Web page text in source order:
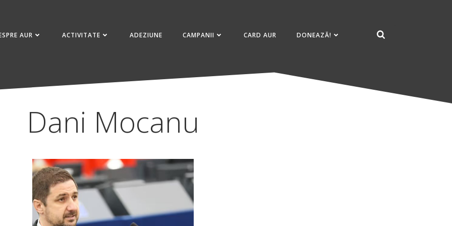
AUR ACTIVITATE ADEZIUNE CAMPANII CARD AUR DONEAZĂ!
Dani Mocanu